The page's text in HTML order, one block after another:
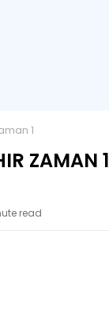
1
ZAMAN 1
read